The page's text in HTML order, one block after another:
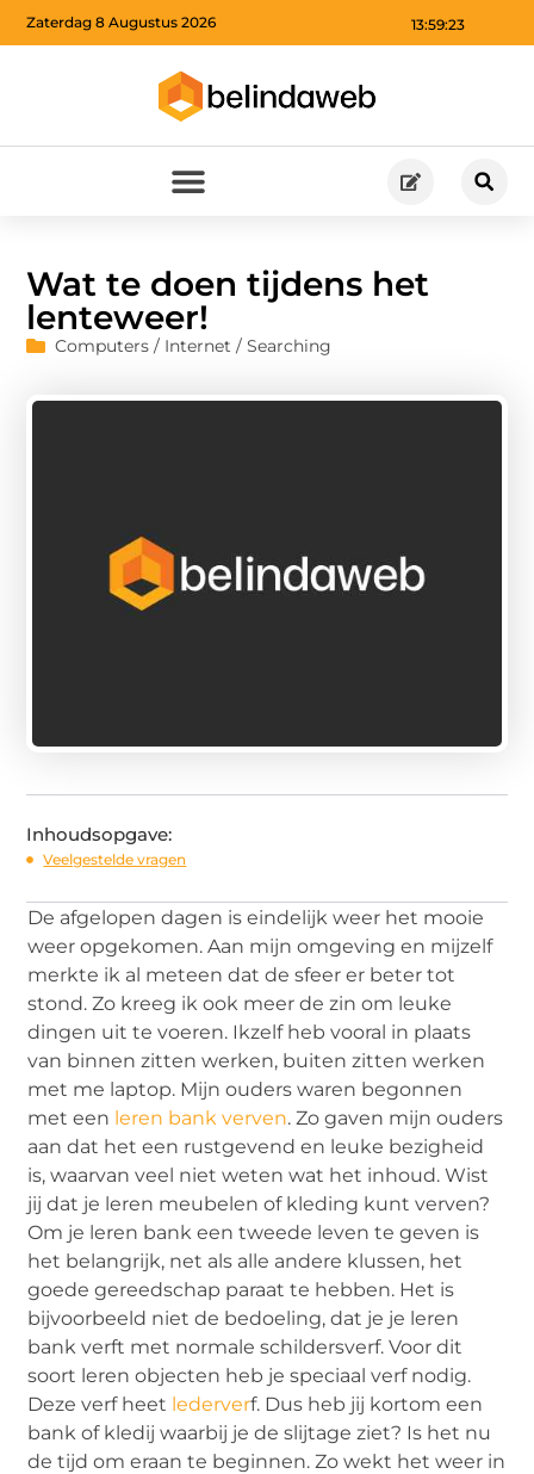
13:59:24
Zaterdag 8 Augustus 2026
Wat te doen tijdens het
lenteweer!
Computers / Internet / Searching
Inhoudsopgave:
Veelgestelde vragen
De afgelopen dagen is eindelijk weer het mooie
weer opgekomen. Aan mijn omgeving en mijzelf
merkte ik al meteen dat de sfeer er beter tot
stond. Zo kreeg ik ook meer de zin om leuke
dingen uit te voeren. Ikzelf heb vooral in plaats
van binnen zitten werken, buiten zitten werken
met me laptop. Mijn ouders waren begonnen
met een leren bank verven. Zo gaven mijn ouders
aan dat het een rustgevend en leuke bezigheid
is, waarvan veel niet weten wat het inhoud. Wist
jij dat je leren meubelen of kleding kunt verven?
Om je leren bank een tweede leven te geven is
het belangrijk, net als alle andere klussen, het
goede gereedschap paraat te hebben. Het is
bijvoorbeeld niet de bedoeling, dat je je leren
bank verft met normale schildersverf. Voor dit
soort leren objecten heb je speciaal verf nodig.
Deze verf heet lederverf. Dus heb jij kortom een
bank of kledij waarbij je de slijtage ziet? Is het nu
de tijd om eraan te beginnen. Zo wekt het weer in